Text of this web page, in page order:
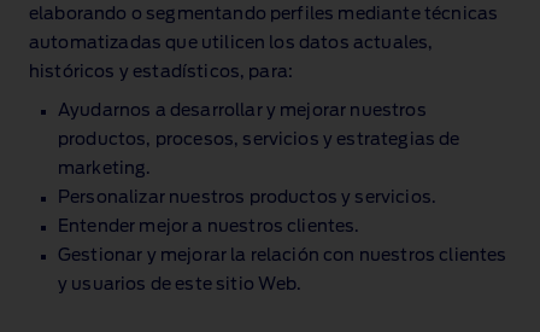
elaborando o segmentando perfiles mediante técnicas
automatizadas que utilicen los datos actuales,
históricos y estadísticos, para:
Ayudarnos a desarrollar y mejorar nuestros
productos, procesos, servicios y estrategias de
marketing.
Personalizar nuestros productos y servicios.
Entender mejor a nuestros clientes.
Gestionar y mejorar la relación con nuestros clientes
y usuarios de este sitio Web.